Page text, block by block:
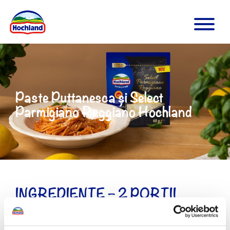
Paste Puttanesca și Select
Parmigiano Reggiano Hochland
INGREDIENTE – 2 PORȚII
200 g paste (spaghetti sau linguine)